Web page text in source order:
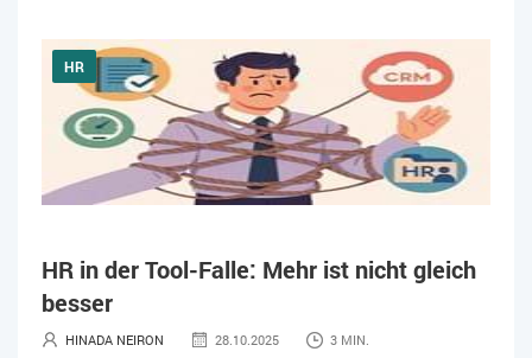
HR
HR in der Tool-Falle: Mehr ist nicht gleich
besser
HINADA NEIRON 28.10.2025 3 MIN.